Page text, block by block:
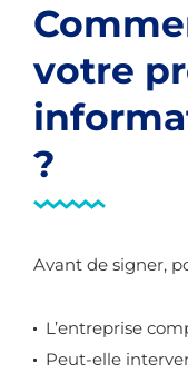
votre
?
Avant de signer,
L’entreprise
Peut-elle